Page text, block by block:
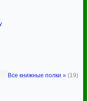
Все книжные полки » (19)